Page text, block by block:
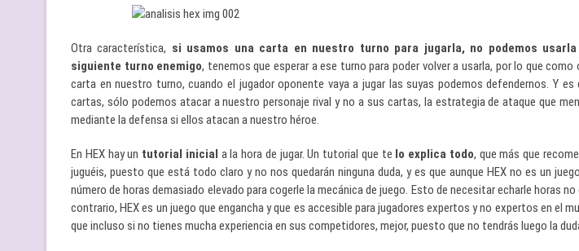
Otra característica, si usamos una carta en nuestro turno para jugarla, no podemos
siguiente turno enemigo, tenemos que esperar a ese turno para poder volver a usarla, por lo que
carta en nuestro turno, cuando el jugador oponente vaya a jugar las suyas podemos defendernos. Y
cartas, sólo podemos atacar a nuestro personaje rival y no a sus cartas, la estrategia de ataque que
mediante la defensa si ellos atacan a nuestro héroe.
En HEX hay un tutorial inicial a la hora de jugar. Un tutorial que te lo explica todo, que más que
juguéis, puesto que está todo claro y no nos quedarán ninguna duda, y es que aunque HEX no es un
número de horas demasiado elevado para cogerle la mecánica de juego. Esto de necesitar echarle horas
contrario, HEX es un juego que engancha y que es accesible para jugadores expertos y no expertos en el
que incluso si no tienes mucha experiencia en sus competidores, mejor, puesto que no tendrás luego la